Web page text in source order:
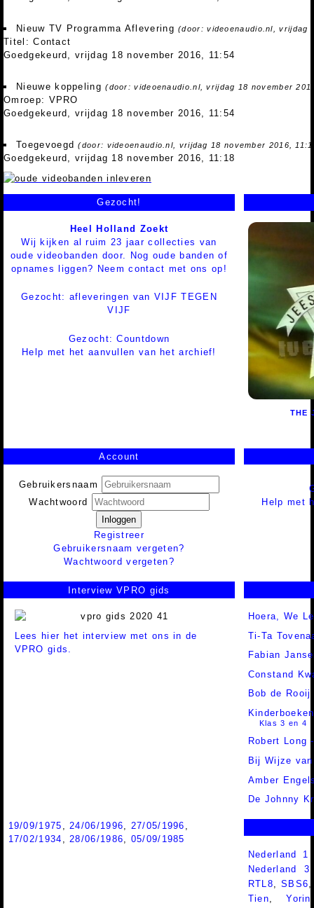
Nieuw TV Programma Aflevering(door: videoenaudio.nl, vrijdag
Titel: Contact
Goedgekeurd, vrijdag 18 november 2016, 11:54
Nieuwe koppeling(door: videoenaudio.nl, vrijdag 18 november
Omroep: VPRO
Goedgekeurd, vrijdag 18 november 2016, 11:54
Toegevoegd(door: videoenaudio.nl, vrijdag 18 november 2016,
Goedgekeurd, vrijdag 18 november 2016, 11:18
Gezocht!
Heel Holland Zoekt
Wij kijken al ruim 23 jaar collecties van
oude videobanden door. Nog oude banden of
opnames liggen? Neem contact met ons op!
Gezocht: afleveringen van VIJF TEGEN
VIJF
Gezocht: Countdown
Help met het aanvullen van het archief!
THE
Account
Gebruikersnaam
Wachtwoord
Inloggen
Registreer
Gebruikersnaam vergeten?
Wachtwoord vergeten?
Help met
Interview VPRO gids
Lees hier het interview met ons in de
VPRO gids.
Hoera, We
Ti-Ta
Fabian
Constand
Bob de Rooij
Kinderboeken
Klas 3 en 4
Robert Long
Bij Wijze
Amber
De Johnny
19/09/1975 ,24/06/1996, 27/05/1996 ,
17/02/1934 ,28/06/1986, 05/09/1985
Nederland
Nederland
RTL8 ,SBS6
Tien ,Yorin